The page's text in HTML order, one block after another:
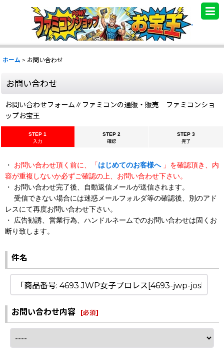
.
ホーム > お問い合わせ
お問い合わせ
お問い合わせフォーム∥ファミコンの通販・販売 ファミコンショ
ップお宝王
STEP 1
入力
STEP 2
確認
STEP 3
完了
・ お問い合わせ頂く前に、「はじめてのお客様へ 」を確認頂き、内
容が重複しないか必ずご確認の上、お問い合わせ下さい。
・ お問い合わせ完了後、自動返信メールが送信されます。
受信できない場合には迷惑メールフォルダ等の確認後、別のアド
レスにて再度お問い合わせ下さい。
・ 広告勧誘、営業行為、ハンドルネームでのお問い合わせは固くお
断り致します。
件名
お問い合わせ内容 [必須]